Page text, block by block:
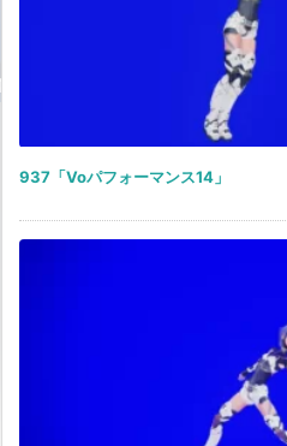
937「Voパフォーマンス14」